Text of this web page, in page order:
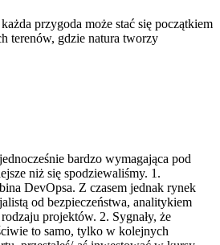
przygoda może stać się początkiem
terenów, gdzie natura tworzy
bardzo wymagająca pod
niż się spodziewaliśmy. 1.
DevOpsa. Z czasem jednak rynek
od bezpieczeństwa, analitykiem
projektów. 2. Sygnały, że
to samo, tylko w kolejnych